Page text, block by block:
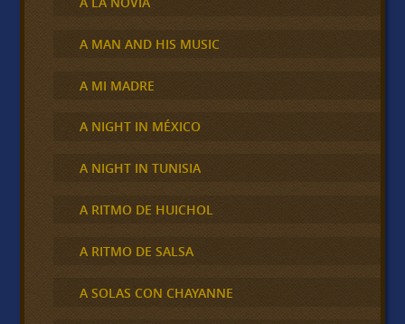
A MAN AND HIS MUSIC
A MI MADRE
A NIGHT IN MÉXICO
A NIGHT IN TUNISIA
A RITMO DE HUICHOL
A RITMO DE SALSA
A SOLAS CON CHAYANNE